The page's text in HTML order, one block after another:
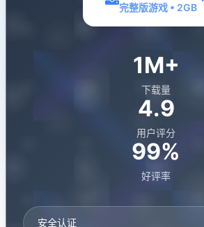
完整版游戏 • 2GB
1M+
下载量
4.9
用户评分
99%
好评率
安全认证